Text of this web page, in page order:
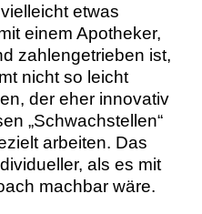
etwas
einem Apotheker,
zahlengetrieben ist,
nicht so leicht
der eher innovativ
„Schwachstellen“
arbeiten. Das
als es mit
machbar wäre.